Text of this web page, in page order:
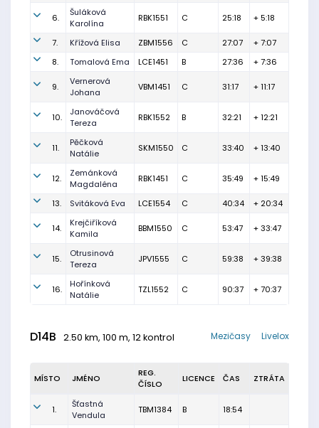
6.
Šuláková
Karolína
RBK1551 C 25:18 + 5:18
7. Křížová Elisa ZBM1556 C 27:07
+ 7:07
8.
Tomalová Ema LCE1451 B 27:36 + 7:36
9.
Vernerová
Johana
VBM1451 C 31:17 + 11:17
10.
Janováčová
Tereza
RBK1552 B 32:21 + 12:21
11.
Pěčková
Natálie
SKM1550 C 33:40 + 13:40
12.
Zemánková
Magdaléna
RBK1451 C 35:49 + 15:49
13. Svitáková Eva LCE1554 C 40:34 + 20:34
14.
Krejčiříková
Kamila
BBM1550 C 53:47 + 33:47
15.
Otrusinová
Tereza
JPV1555 C 59:38 + 39:38
16.
Hořínková
Natálie
TZL1552 C 90:37 + 70:37
D14B 2.50 km, 100 m, 12 kontrol Livelox
Mezičasy
MÍSTO JMÉNO
REG.
ČÍSLO
LICENCE ČAS ZTRÁTA
1.
Šťastná
Vendula
TBM1384 B 18:54